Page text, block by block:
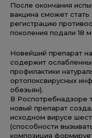
После окончания
вакцина сможет
регистрацию
поколения подали 18
Новейший препарат
содержит
профилактики
ортопоксвирусных
обезьян).
В Роспотребнадзоре
новый препарат
исходном вирусе
(способности
композиция